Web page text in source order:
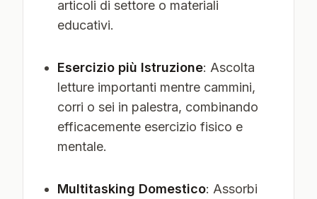
articoli di settore o materiali
educativi.
Esercizio più Istruzione: Ascolta
letture importanti mentre cammini,
corri o sei in palestra, combinando
efficacemente esercizio fisico e
mentale.
Multitasking Domestico: Assorbi